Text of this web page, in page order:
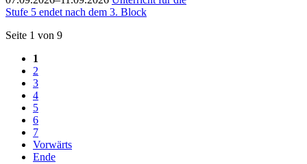
Stufe 5 endet nach dem 3. Block
Seite 1 von 9
1
2
3
4
5
6
7
Vorwärts
Ende